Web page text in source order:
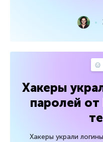
Хакеры
паролей
Хакеры украли